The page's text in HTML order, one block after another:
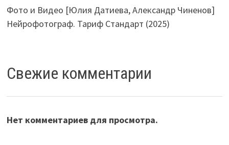
Фото и Видео [Юлия Датиева, Александр Чиненов]
Нейрофотограф. Тариф Стандарт (2025)
Свежие комментарии
Нет комментариев для просмотра.